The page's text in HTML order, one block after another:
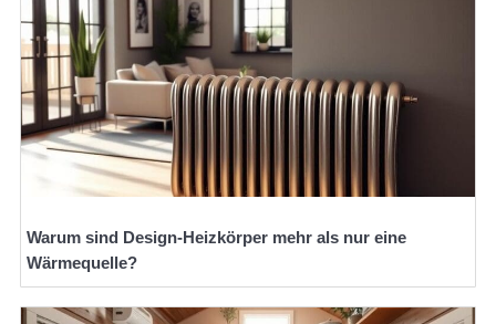
Warum sind Design-Heizkörper mehr als nur eine
Wärmequelle?